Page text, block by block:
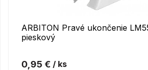
ARBITON Pravé ukončenie
pieskový
0,95 € / ks